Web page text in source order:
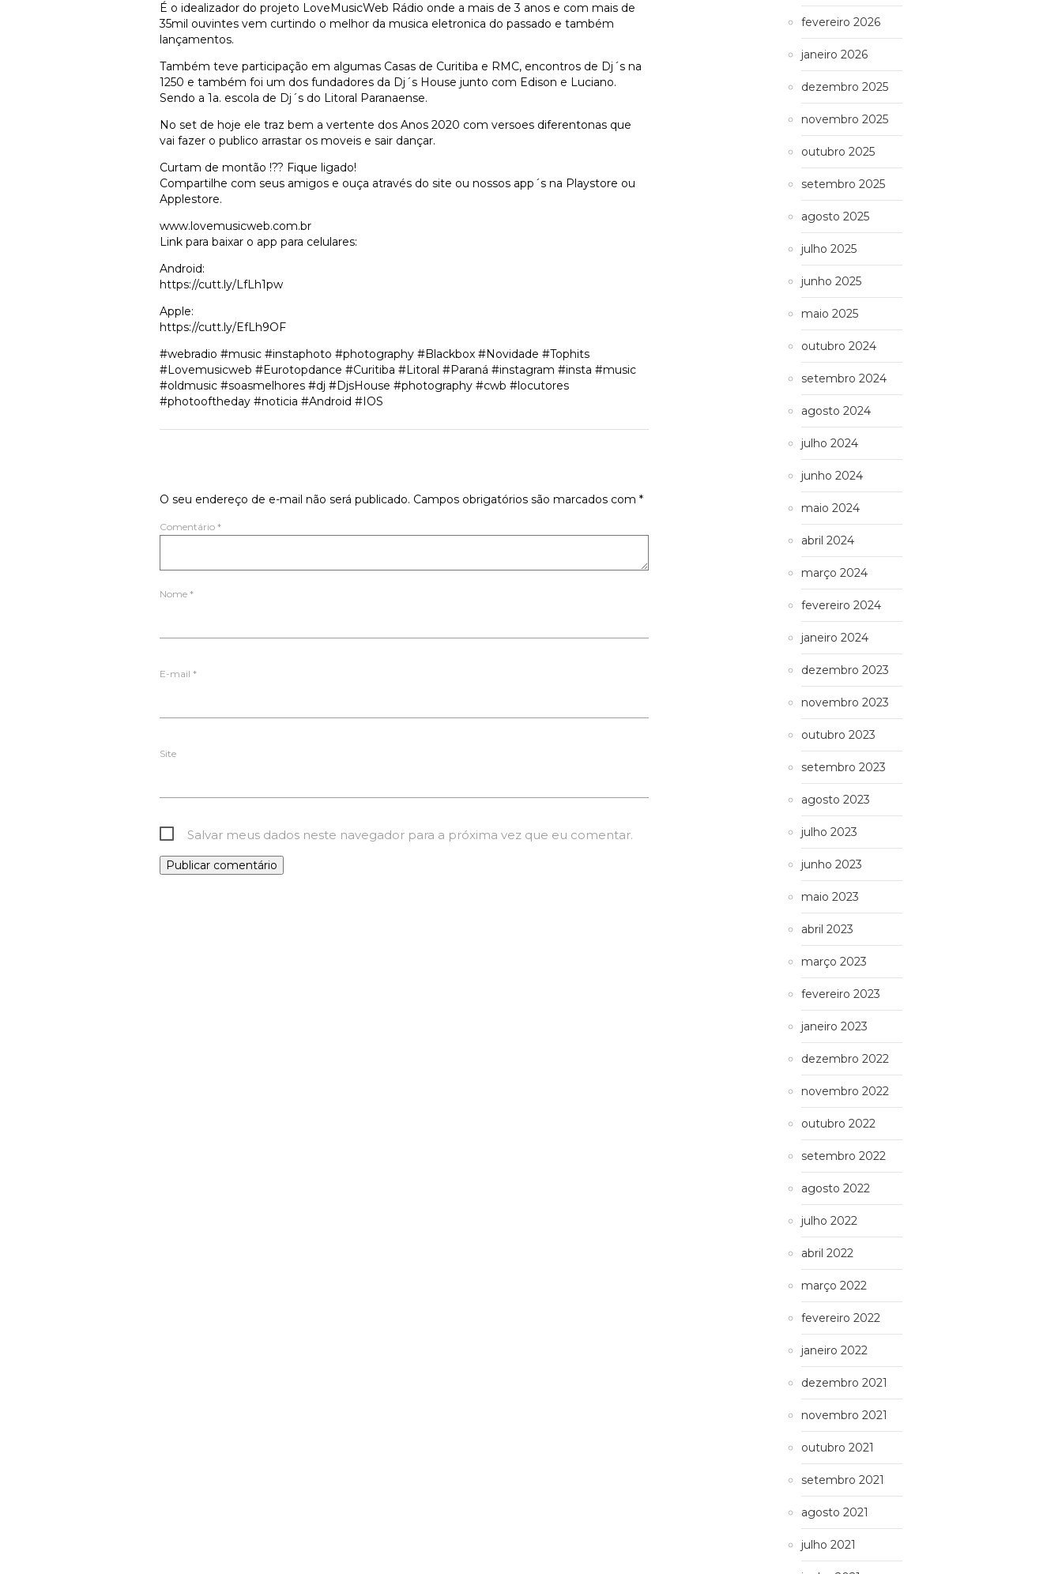
É o idealizador do projeto LoveMusicWeb Rádio onde a mais de 3 anos e com mais de
35mil ouvintes vem curtindo o melhor da musica eletronica do passado e também
lançamentos.
Também teve participação em algumas Casas de Curitiba e RMC, encontros de Dj´s na
1250 e também foi um dos fundadores da Dj´s House junto com Edison e Luciano.
Sendo a 1a. escola de Dj´s do Litoral Paranaense.
No set de hoje ele traz bem a vertente dos Anos 2020 com versoes diferentonas que
vai fazer o publico arrastar os moveis e sair dançar.
Curtam de montão !?? Fique ligado!
Compartilhe com seus amigos e ouça através do site ou nossos app´s na Playstore ou
Applestore.
www.lovemusicweb.com.br
Link para baixar o app para celulares:
Android:
https://cutt.ly/LfLh1pw
Apple:
https://cutt.ly/EfLh9OF
#webradio #music #instaphoto #photography #Blackbox #Novidade #Tophits
#Lovemusicweb #Eurotopdance #Curitiba #Litoral #Paraná #instagram #insta #music
#oldmusic #soasmelhores #dj #DjsHouse #photography #cwb #locutores
#photooftheday #noticia #Android #IOS
O seu endereço de e-mail não será publicado. Campos obrigatórios são marcados com *
Comentário *
Nome *
E-mail *
Site
Salvar meus dados neste navegador para a próxima vez que eu comentar.
fevereiro 2026
janeiro 2026
dezembro 2025
novembro 2025
outubro 2025
setembro 2025
agosto 2025
julho 2025
junho 2025
maio 2025
outubro 2024
setembro 2024
agosto 2024
julho 2024
junho 2024
maio 2024
abril 2024
março 2024
fevereiro 2024
janeiro 2024
dezembro 2023
novembro 2023
outubro 2023
setembro 2023
agosto 2023
julho 2023
junho 2023
maio 2023
abril 2023
março 2023
fevereiro 2023
janeiro 2023
dezembro 2022
novembro 2022
outubro 2022
setembro 2022
agosto 2022
julho 2022
abril 2022
março 2022
fevereiro 2022
janeiro 2022
dezembro 2021
novembro 2021
outubro 2021
setembro 2021
agosto 2021
julho 2021